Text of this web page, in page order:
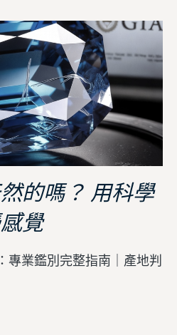
的嗎？ 用科學
覺
專業鑑別完整指南｜產地判